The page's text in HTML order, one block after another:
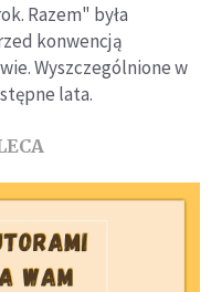
Razem" była
konwencją
Wyszczególnione w
lata.